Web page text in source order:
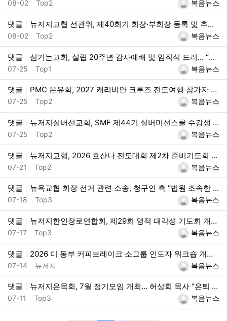
등록자복음뉴스
등록일
08-02 Top2
댓글 뉴저지교협 선관위, 제40회기 회장·부회장 등록 및 추천 절차 공고… 선관위 구성 적정성 논란도 제기
등록자복음뉴스
등록일
08-02 Top2
댓글 섬기는교회, 설립 20주년 감사예배 및 임직식 드려… “은혜와 겸손의 두 날개로 비상하라”
등록자복음뉴스
등록일
07-25 Top1
댓글 PMC 온유회, 2027 캐리비안 크루즈 전도여행 참가자 모집
등록자복음뉴스
등록일
07-25 Top2
댓글 뉴저지실버선교회, SMF 제44기 실버미션스쿨 수강생 모집
등록자복음뉴스
등록일
07-25 Top2
댓글 뉴저지교협, 2026 호산나 전도대회 제2차 준비기도회 개최… 이정환 목사 “일은 하나님이 하신다”
등록자복음뉴스
등록일
07-21 Top2
댓글 뉴욕교협 회장 선거 관련 소송, 청구인 측 “법원 조속한 결정과 심리 요청”
등록자복음뉴스
등록일
07-18 Top3
댓글 뉴저지한인장로연합회, 제29회 영적 대각성 기도회 개최… 육민호 목사 “하나님의 기쁨이 됩시다”
등록자복음뉴스
등록일
07-17 Top3
댓글 2026 미 동부 커피브레이크 소그룹 인도자 워크숍 개최… “말씀으로 영혼을 세우는 소그룹 사역 훈련”
등록자복음뉴스
등록일
07-14 뉴저지
댓글 뉴저지은목회, 7월 정기모임 개최… 허상회 목사 “은퇴 후에도 아름다운 동역의 길 걸어야”
등록자복음뉴스
등록일
07-11 Top3